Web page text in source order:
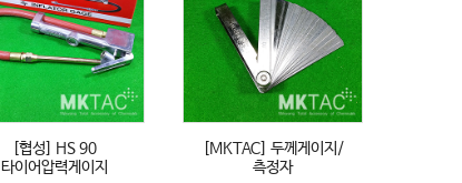
[협성] HS 90
타이어압력게이지
[MKTAC] 두께게이지/
측정자